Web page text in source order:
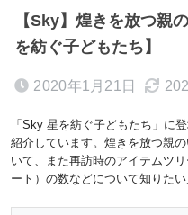
【Sky】煌きを放つ親
を紡ぐ子どもたち】
2020年1月21日
「Sky 星を紡ぐ子どもたち」に
紹介しています。煌きを放つ親
いて、また再訪時のアイテムツ
ート）の数などについて知りた